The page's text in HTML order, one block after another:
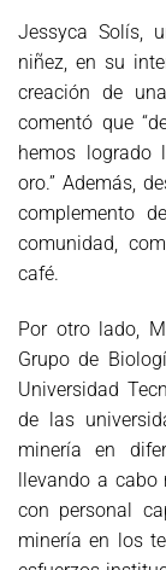
Jessyca Solís,
niñez, en su
creación de
comentó que
hemos logrado
oro.” Además,
complemento
comunidad,
café.
Por otro lado,
Grupo de
Universidad
de las
minería en
llevando a cabo
con personal
minería en los